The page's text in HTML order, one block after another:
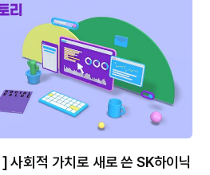
사회적 가치로 새로 쓴 SK하이닉